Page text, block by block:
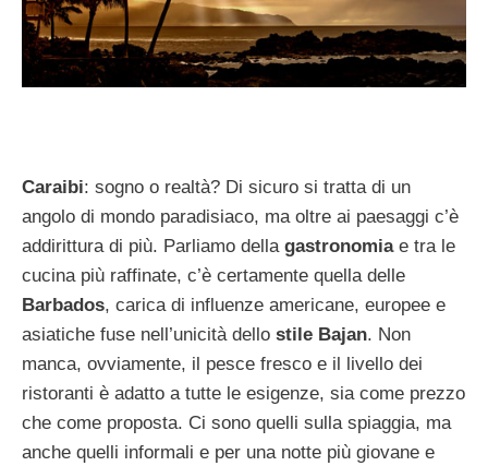
Caraibi: sogno o realtà? Di sicuro si tratta di un
angolo di mondo paradisiaco, ma oltre ai paesaggi c’è
addirittura di più. Parliamo della gastronomiae tra le
cucina più raffinate, c’è certamente quella delle
Barbados, carica di influenze americane, europee e
asiatiche fuse nell’unicità dello stile Bajan. Non
manca, ovviamente, il pesce fresco e il livello dei
ristoranti è adatto a tutte le esigenze, sia come prezzo
che come proposta. Ci sono quelli sulla spiaggia, ma
anche quelli informali e per una notte più giovane e